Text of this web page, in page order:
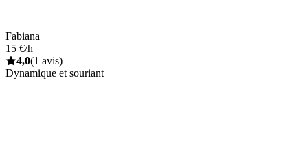
Fabiana
15 €/h
4,0(1 avis)
Dynamique et souriant